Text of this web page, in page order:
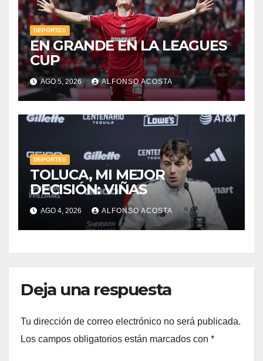
DEPORTES
EN GRANDE EN LA LEAGUES
CUP
AGO 5, 2026 ALFONSO ACOSTA
DEPORTES
TOLUCA, MI MEJOR
DECISIÓN: VIÑAS
AGO 4, 2026 ALFONSO ACOSTA
Deja una respuesta
Tu dirección de correo electrónico no será publicada.
Los campos obligatorios están marcados con *